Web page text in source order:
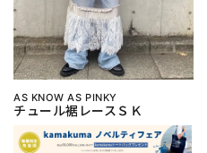
AS KNOW AS PINKY
チュール裾レースＳＫ